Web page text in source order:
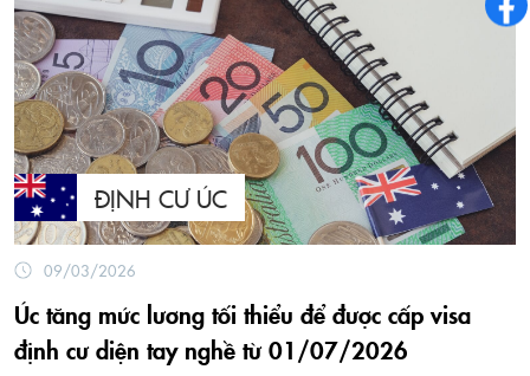
ĐỊNH CƯ ÚC
09/03/2026
Úc tăng mức lương tối thiểu để được cấp visa
định cư diện tay nghề từ 01/07/2026